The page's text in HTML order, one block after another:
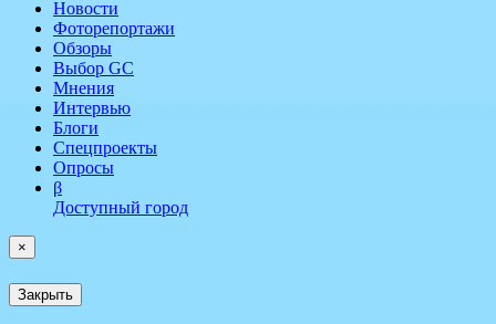
Новости
Фоторепортажи
Обзоры
Выбор GC
Мнения
Интервью
Блоги
Спецпроекты
Опросы
β
Доступный город
×
Закрыть